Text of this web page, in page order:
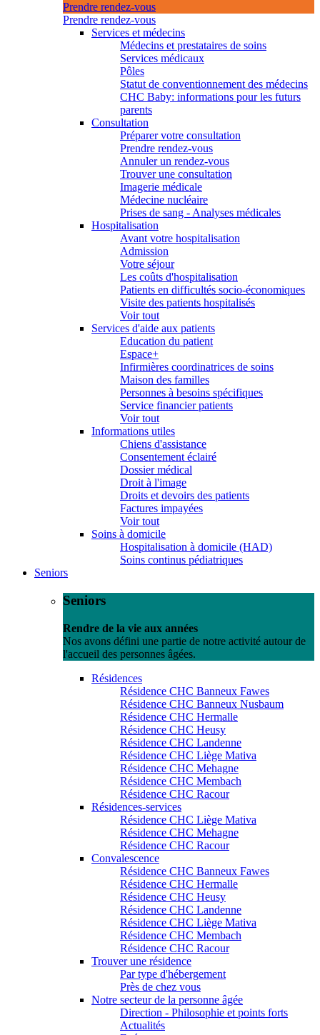
Prendre rendez-vous
Prendre rendez-vous
Services et médecins
Médecins et prestataires de soins
Services médicaux
Pôles
Statut de conventionnement des médecins
CHC Baby: informations pour les futurs
parents
Consultation
Préparer votre consultation
Prendre rendez-vous
Annuler un rendez-vous
Trouver une consultation
Imagerie médicale
Médecine nucléaire
Prises de sang - Analyses médicales
Hospitalisation
Avant votre hospitalisation
Admission
Votre séjour
Les coûts d'hospitalisation
Patients en difficultés socio-économiques
Visite des patients hospitalisés
Voir tout
Services d'aide aux patients
Education du patient
Espace+
Infirmières coordinatrices de soins
Maison des familles
Personnes à besoins spécifiques
Service financier patients
Voir tout
Informations utiles
Chiens d'assistance
Consentement éclairé
Dossier médical
Droit à l'image
Droits et devoirs des patients
Factures impayées
Voir tout
Soins à domicile
Hospitalisation à domicile (HAD)
Soins continus pédiatriques
Seniors
Seniors
Rendre de la vie aux années
Nos avons défini une partie de notre activité autour de
l'accueil des personnes âgées.
Résidences
Résidence CHC Banneux Fawes
Résidence CHC Banneux Nusbaum
Résidence CHC Hermalle
Résidence CHC Heusy
Résidence CHC Landenne
Résidence CHC Liège Mativa
Résidence CHC Mehagne
Résidence CHC Membach
Résidence CHC Racour
Résidences-services
Résidence CHC Liège Mativa
Résidence CHC Mehagne
Résidence CHC Racour
Convalescence
Résidence CHC Banneux Fawes
Résidence CHC Hermalle
Résidence CHC Heusy
Résidence CHC Landenne
Résidence CHC Liège Mativa
Résidence CHC Membach
Résidence CHC Racour
Trouver une résidence
Par type d'hébergement
Près de chez vous
Notre secteur de la personne âgée
Direction - Philosophie et points forts
Actualités